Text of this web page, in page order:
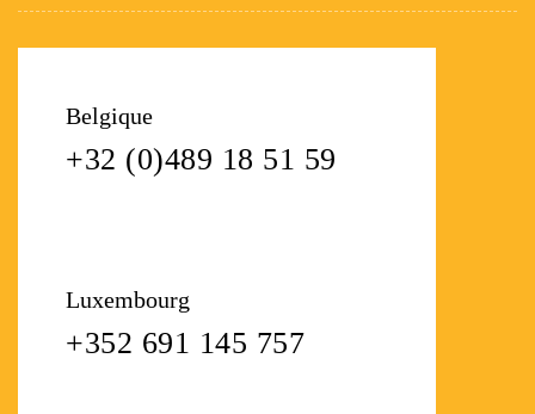
Belgique
+32 (0)489 18 51 59
Luxembourg
+352 691 145 757